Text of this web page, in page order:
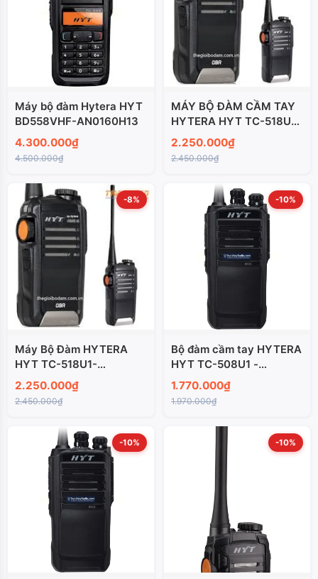
Máy bộ đàm Hytera HYT
BD558VHF-AN0160H13
4.300.000₫
4.500.000₫
MÁY BỘ ĐÀM CẦM TAY
HYTERA HYT TC-518U1-
AN0425W04
2.250.000₫
2.450.000₫
-8%
Máy Bộ Đàm HYTERA
HYT TC-518U1-
AN0160H14
2.250.000₫
2.450.000₫
-10%
Bộ đàm cầm tay HYTERA
HYT TC-508U1 -
AN0160H14
1.770.000₫
1.970.000₫
-10% -10%